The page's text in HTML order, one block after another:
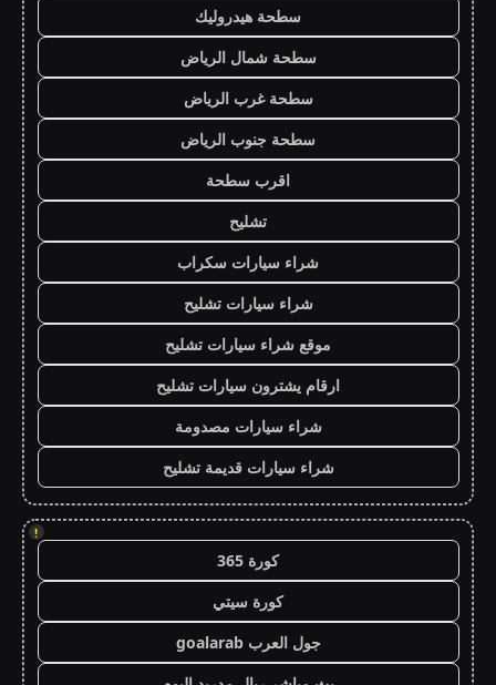
سطحة هيدروليك
سطحة شمال الرياض
سطحة غرب الرياض
سطحة جنوب الرياض
اقرب سطحة
تشليح
شراء سيارات سكراب
شراء سيارات تشليح
موقع شراء سيارات تشليح
ارقام يشترون سيارات تشليح
شراء سيارات مصدومة
شراء سيارات قديمة تشليح
!
كورة 365
كورة سيتي
جول العرب goalarab